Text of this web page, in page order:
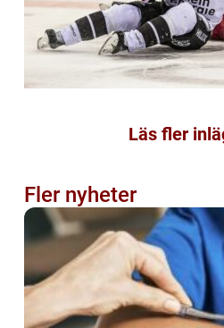
Läs fler
Fler nyheter